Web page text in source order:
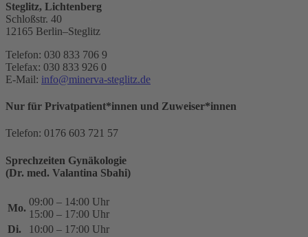
Steglitz, Lichtenberg
Schloßstr. 40
12165 Berlin–Steglitz
Telefon: 030 833 706 9
Telefax: 030 833 926 0
E-Mail: info@minerva-steglitz.de
Nur für Privatpatient*innen und Zuweiser*innen
Telefon: 0176 603 721 57
Sprechzeiten Gynäkologie
(Dr. med. Valantina Sbahi)
Mo.
09:00 – 14:00 Uhr
15:00 – 17:00 Uhr
Di.
10:00 – 17:00 Uhr